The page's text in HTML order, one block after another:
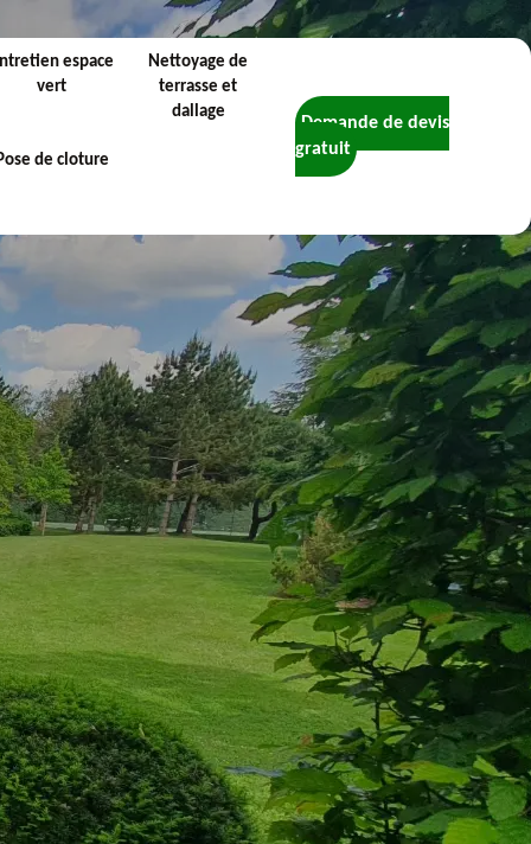
espace
vert
Nettoyage de
terrasse et
dallage
de cloture
Demande de devis
gratuit